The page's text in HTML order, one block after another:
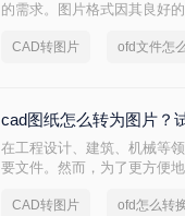
的需求。图片格式因其良好
法。
CAD转图片 ofd文件怎
cad图纸怎么转为图片？
在工程设计、建筑、机械等
要文件。然而，为了更方便
用方法。
CAD转图片 ofd怎么转